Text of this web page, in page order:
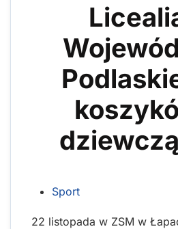
Sport
22 listopada w ZSM w